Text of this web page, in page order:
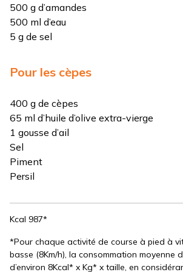
500 g d’amandes
500 ml d’eau
5 g de sel
Pour les cèpes
400 g de cèpes
65 ml d’huile d’olive extra-vierge
1 gousse d’ail
Sel
Piment
Persil
Kcal 987*
*Pour chaque activité de course à pied à
basse (8Km/h), la consommation moyenne
d’environ 8Kcal* x Kg* x taille, en